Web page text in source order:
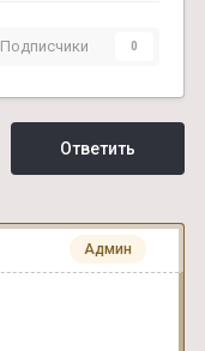
Подписчики 0
Ответить
Админ